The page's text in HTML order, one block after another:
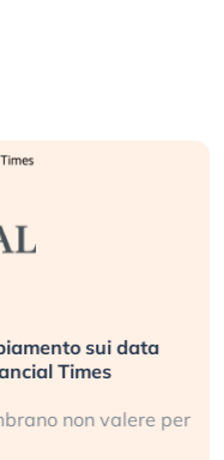
sui data
Times
non valere per